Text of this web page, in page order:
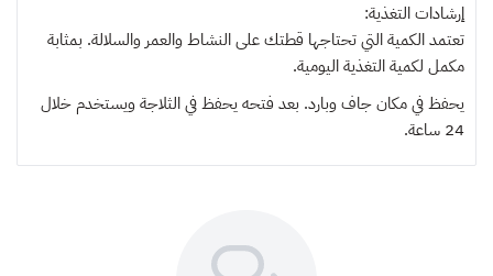
إرشادات التغذية:
تعتمد الكمية التي تحتاجها قطتك على النشاط والعمر والسلالة. بمثابة
مكمل لكمية التغذية اليومية.
يحفظ في مكان جاف وبارد. بعد فتحه يحفظ في الثلاجة ويستخدم خلال
24 ساعة.